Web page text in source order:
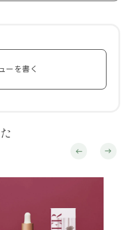
ーを書く